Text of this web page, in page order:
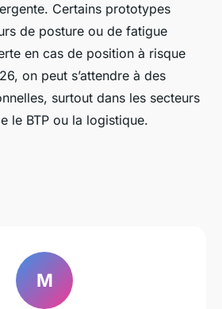
Certains prototypes
de posture ou de fatigue
en cas de position à risque
on peut s’attendre à des
surtout dans les secteurs
le BTP ou la logistique.
M